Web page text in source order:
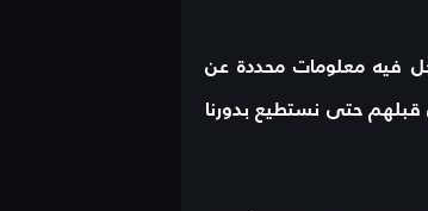
فيه معلومات محددة عن
قبلهم حتى نستطيع بدورنا